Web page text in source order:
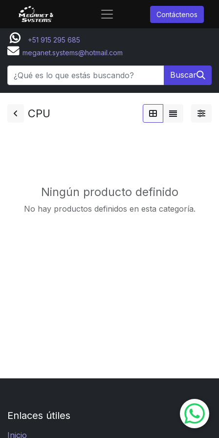
Contáctenos
+51 915 295 685
meganet.systems@hotmail.com
Buscar
CPU
Ningún producto definido
No hay productos definidos en esta categoría.
Enlaces útiles
Inicio